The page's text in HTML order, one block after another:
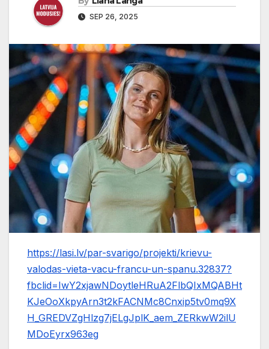
SEP 26, 2025
https://lasi.lv/par-svarigo/projekti/krievu-
valodas-vieta-vacu-francu-un-spanu.32837?
fbclid=IwY2xjawNDoytleHRuA2FlbQIxMQABHt
KJeOoXkpyArn3t2kFACNMc8Cnxip5tv0mq9X
H_GREDVZgHlzg7jELgJplK_aem_ZERkwW2ilU
MDoEyrx963eg